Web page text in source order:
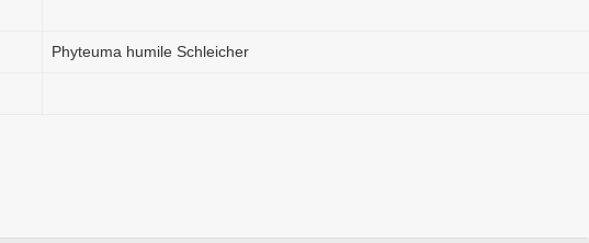
Phyteuma humile Schleicher